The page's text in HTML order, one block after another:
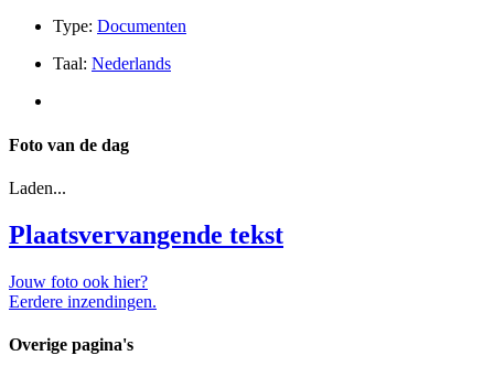
Type: Documenten
Taal: Nederlands
Foto van de dag
Laden...
Plaatsvervangende tekst
Jouw foto ook hier?
Eerdere inzendingen.
Overige pagina's